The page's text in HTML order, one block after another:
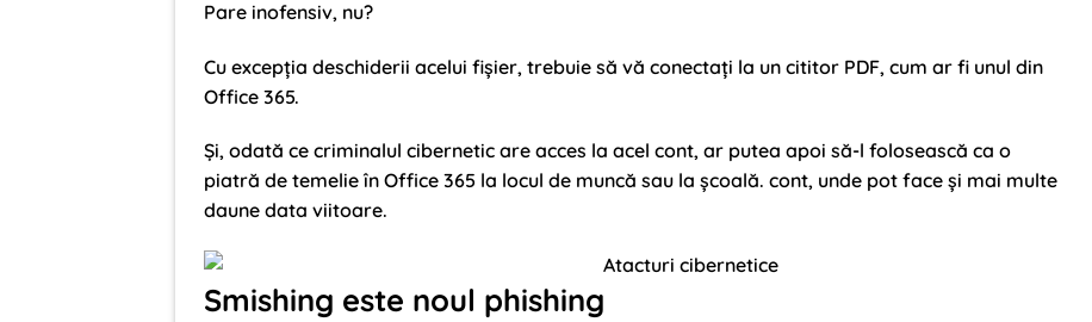
Pare inofensiv, nu?
Cu excepția deschiderii acelui fișier, trebuie să vă conectați la un cititor PDF, cum ar fi unul din
Office 365.
Și, odată ce criminalul cibernetic are acces la acel cont, ar putea apoi să-l folosească ca o
piatră de temelie în Office 365 la locul de muncă sau la școală. cont, unde pot face și mai multe
daune data viitoare.
Smishing este noul phishing